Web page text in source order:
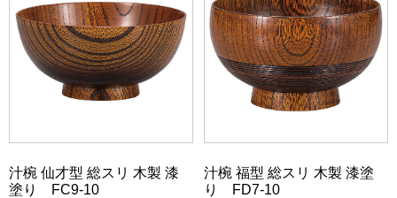
汁椀 仙才型 総スリ 木製 漆
塗り FC9-10
汁椀 福型 総スリ 木製 漆塗
り FD7-10